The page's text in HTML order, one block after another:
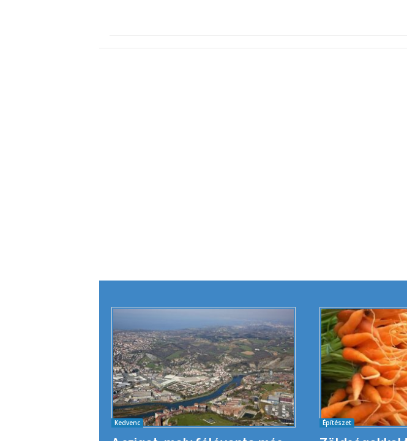
Kedvenc Építészet